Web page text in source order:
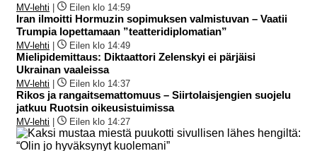
MV-lehti | Eilen klo 14:59
Iran ilmoitti Hormuzin sopimuksen valmistuvan – Vaatii
Trumpia lopettamaan ”teatteridiplomatian”
MV-lehti | Eilen klo 14:49
Mielipidemittaus: Diktaattori Zelenskyi ei pärjäisi
Ukrainan vaaleissa
MV-lehti | Eilen klo 14:37
Rikos ja rangaitsemattomuus – Siirtolaisjengien suojelu
jatkuu Ruotsin oikeusistuimissa
MV-lehti | Eilen klo 14:27